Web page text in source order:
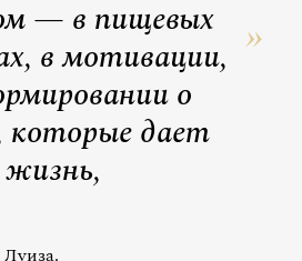
— в пищевых
в мотивации,
о
которые дает
жизнь,